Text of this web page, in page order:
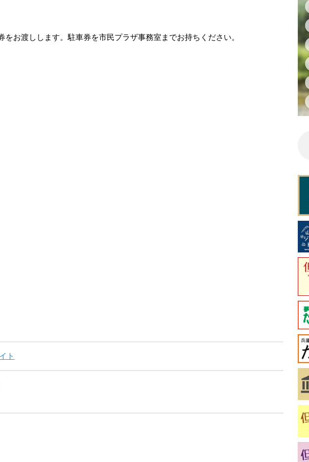
お渡しします。駐車券を市民プラザ事務室までお持ちください。
ト